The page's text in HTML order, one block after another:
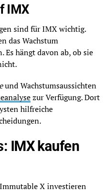
IMX
sind für IMX wichtig.
das Wachstum
Es hängt davon ab, ob sie
und Wachstumsaussichten
zur Verfügung. Dort
hilfreiche
IMX kaufen
X investieren